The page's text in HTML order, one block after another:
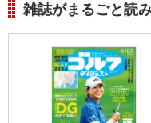
雑誌がまるごと読